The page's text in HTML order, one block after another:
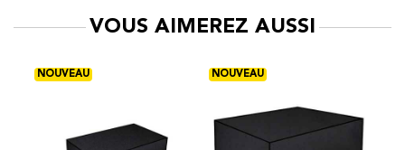
VOUS AIMEREZ AUSSI